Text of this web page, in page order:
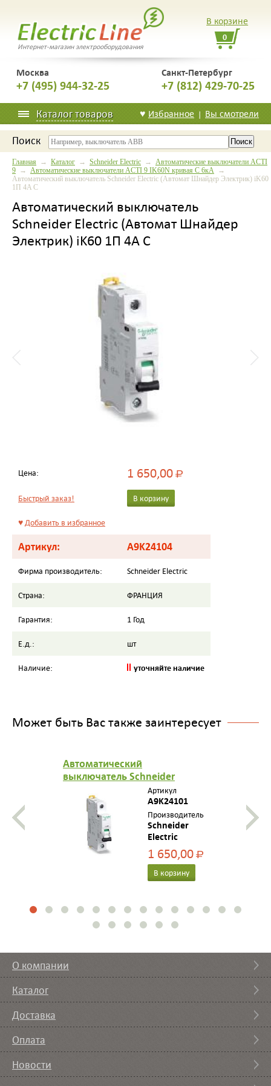
Интернет-магазин электрооборудования
Москва
+7 (495) 944-32-25
Санкт-Петербург
+7 (812) 429-70-25
В корзине
0
Каталог товаров ♥ Избранное | Вы смотрели
Поиск
Главная → Каталог → Schneider Electric → Автоматические выключатели ACTI
9 → Автоматические выключатели ACTI 9 IK60N кривая С 6кА →
Автоматический выключатель Schneider Electric (Автомат Шнайдер Электрик) iK60
1П 4A C
Автоматический выключатель
Schneider Electric (Автомат Шнайдер
Электрик) iK60 1П 4A C
Цена: 1 650,00Р
Быстрый заказ! В корзину
♥Добавить в избранное
Артикул: A9K24104
Фирма производитель: Schneider Electric
Страна: ФРАНЦИЯ
Гарантия: 1 Год
Е.д.: шт
Наличие: уточняйте наличие
Может быть Вас также заинтересует
Автоматический
выключатель Schneider
Electric (Автомат Шнайдер
Электрик) iK60 1П 1A C
Артикул
A9K24101
Производитель
Schneider
Electric
1 650,00Р
В корзину
О компании
Каталог
Доставка
Оплата
Новости